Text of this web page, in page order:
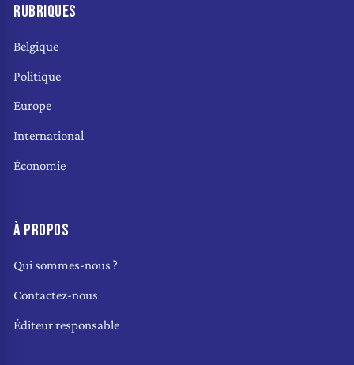
RUBRIQUES
Belgique
Politique
Europe
International
Économie
À PROPOS
Qui sommes-nous ?
Contactez-nous
Éditeur responsable